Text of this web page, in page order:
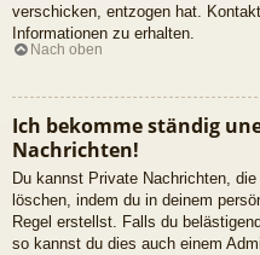
verschicken, entzogen hat.
Informationen zu erhalten.
Nach oben
Ich bekomme ständig
Nachrichten!
Du kannst Private Nachrichten,
löschen, indem du in deinem
Regel erstellst. Falls du
so kannst du dies auch einem